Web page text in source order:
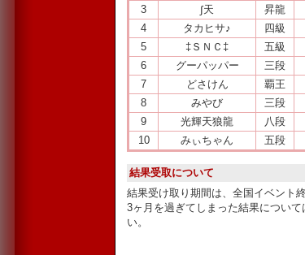
3
∫天 昇龍
4
タカヒサ♪ 四級
5
‡ＳＮＣ‡ 五級
6
グーパッパー 三段
7
どさけん 覇王
8
みやび 三段
9
光輝天狼龍 八段
10
みぃちゃん 五段
結果受取について
結果受け取り期間は、全国イベント
3ヶ月を過ぎてしまった結果につい
い。